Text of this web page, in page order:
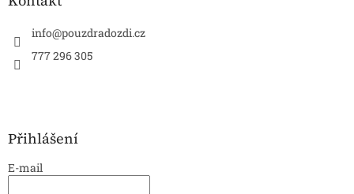
info@pouzdradozdi.cz
777 296 305
Přihlášení
E-mail